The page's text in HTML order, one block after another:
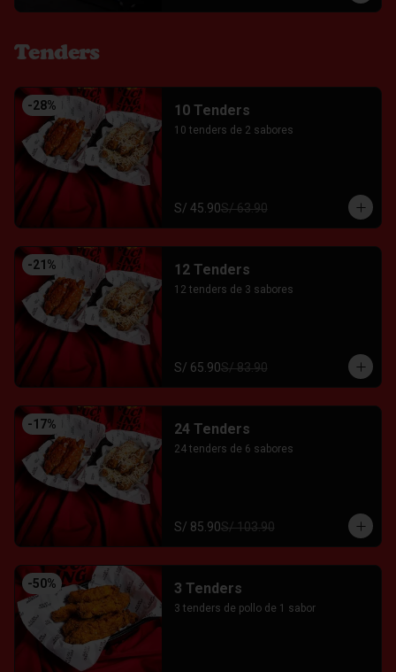
Tenders
-28% 10 Tenders
10 tenders de 2 sabores
S/ 45.90S/ 63.90
-21 % 12 Tenders
12 tenders de 3 sabores
S/ 65.90S/ 83.90
-17% 24 Tenders
24 tenders de 6 sabores
S/ 85.90S/ 103.90
-50% 3 Tenders
3 tenders de pollo de 1 sabor